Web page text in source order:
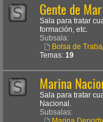
Gente de Mar
Sala para tratar
formación, etc.
Subsala:
Bolsa de
Temas: 19
Marina
Sala para tratar
Nacional.
Subsalas: